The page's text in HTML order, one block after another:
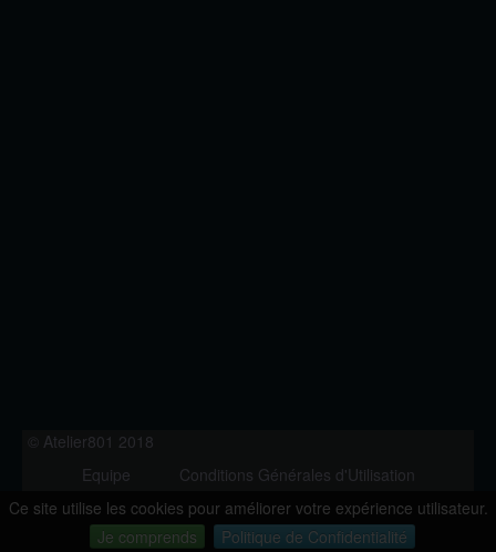
Ce site utilise les cookies pour améliorer votre expérience utilisateur.
Je comprends
Politique de Confidentialité
© Atelier801 2018
Equipe
Conditions Générales d'Utilisation
Politique de Confidentialité
Contact
Version 1.27